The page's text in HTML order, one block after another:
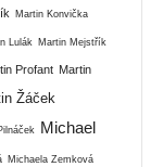
Martin Konvička
Lulák Martin Mejstřík
Profant Martin
Žáček
Michael
Michaela Zemková